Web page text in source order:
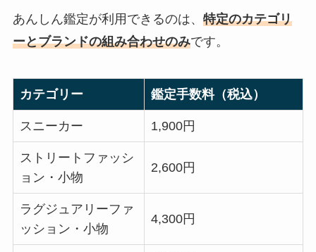
あんしん鑑定が利用できるのは、 特定のカテゴリ
ーとブランドの組み合わせのみです。
カテゴリー 鑑定手数料（税込）
スニーカー 1,900円
ストリートファッシ
ョン・小物
2,600円
ラグジュアリーファ
ッション・小物
4,300円